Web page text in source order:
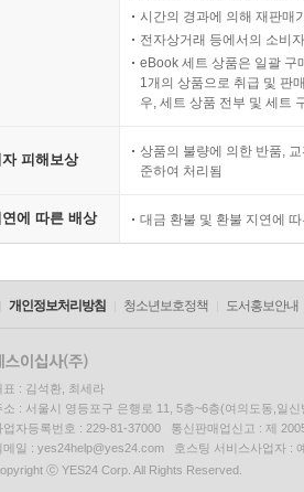
시간의 경과에 의해 재판매
전자상거래 등에서의 소비
eBook 세트 상품은 일괄 구
1개의 상품으로 취급 및 판
우, 세트 상품 전부 및 세트
자 피해보상
상품의 불량에 의한 반품,
준하여 처리됨
에 따른 배상 대금 환불 및 환불 지연에
개인정보처리방침 청소년보호정책 도서홍보안내
표 : 김석환, 최세라
소 : 서울시 영등포구 은행로 11, 5층~6층(여의도동,일신
업자등록번호 : 229-81-37000 통신판매업신고 : 제
메일 : yes24help@yes24.com 호스팅 서비스사업자 :
ⓒ YES24 Corp. All Rights Reserved.